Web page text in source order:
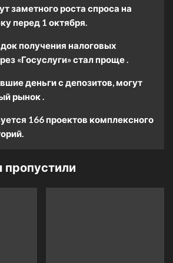
заметного роста спроса на
перед 1 октября.
получения налоговых
«Госуслуги» стал проще .
деньги с депозитов, могут
рынок .
166 проектов комплексного